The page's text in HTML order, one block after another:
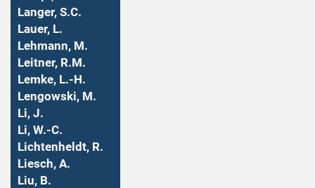
Langer, S.C.
Lauer, L.
Lehmann, M.
Leitner, R.M.
Lemke, L.-H.
Lengowski, M.
Li, J.
Li, W.-C.
Lichtenheldt, R.
Liesch, A.
Liu, B.